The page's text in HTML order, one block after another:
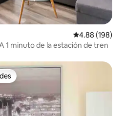
Calificación
4.88 (198)
1 minuto de la estación de tren
preferido